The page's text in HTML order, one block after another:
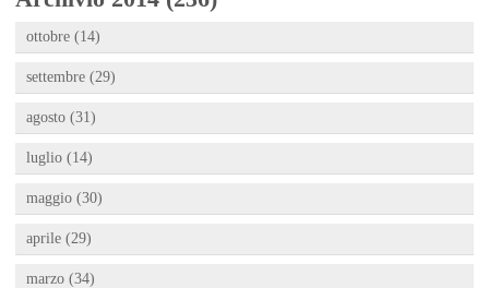
ottobre (14)
settembre (29)
agosto (31)
luglio (14)
maggio (30)
aprile (29)
marzo (34)